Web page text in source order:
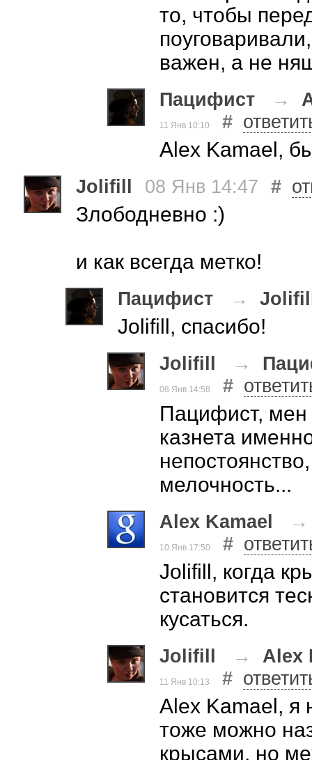
то, чтобы
важен, а не
Пацифист →
11 Янв 10:10 #
Alex Kamael,
Jolifill 08 Янв 14:47 #
Злободневно :)
и как всегда метко!
Пацифист →
Jolifill, спасибо!
Jolifill →
08 Янв 14:58 #
Пацифист, мен
казнета
мелочность...
Alex Kamael
10 Янв 17:50 #
Jolifill, когда
становится
кусаться.
Jolifill → Alex
11 Янв 10:13 #
Alex Kamael, я
тоже можно
крысами, но